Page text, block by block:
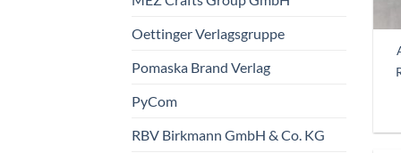
Oettinger Verlagsgruppe
Pomaska Brand Verlag
PyCom
RBV Birkmann GmbH & Co. KG